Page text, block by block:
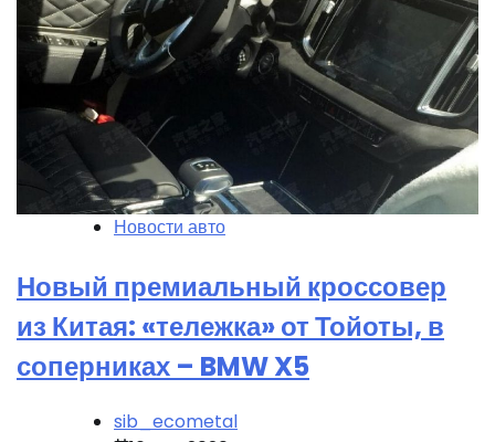
Новости авто
Новый премиальный кроссовер
из Китая: «тележка» от Тойоты, в
соперниках – BMW X5
sib_ecometal